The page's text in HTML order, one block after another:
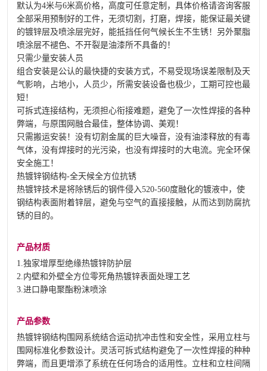
默认为4米与6米高价格，高度可任意定制，具体价格请咨询客服
全部采用预制好的工件，无须切割，打磨，焊接，能保证最关键
的镀锌层及喷涂层完好，能抵挡任何气候长生不生锈！另外聚脂
喷涂层不褪色、不开裂是油漆所不具备的！
只需少量安装人员
组合安装是公认的最快捷的安装方式，不易受现场误差限制及天
气影响，占地小，人员少，所需安装设备也极少，工期可控也最
短！
可拆式连接结构，无须担心衔接难题，避免了一次性焊接的各种
弊端，与原围网融合最佳，整体协调、美观！
只需搬运安装！没有切割金属的巨大噪音，没有油漆释放的有毒
气体，没有焊接时的光污染，也没有焊接时的大电流。完全环保
安全施工！
热镀锌钢结构-全天候全方位抗锈
热镀锌技术是将除锈后的钢件侵入520-560度融化的镀液中，使
钢结构表面附着锌层，避免与空气的直接接触，从而达到防腐抗
锈的目的。
产品材质
1.独家增厚型绝缘热镀锌防护层
2.内壁和外壁全方位零死角热镀锌表面处理工艺
3.进口静电聚酯粉沫喷涂
产品参数
热镀锌钢结构围网系统结合运动抗冲击性和安全性，采用立柱与
围网标准化参数设计。灵活可拆式结构避免了一次性焊接的种种
弊端，而且更增添了系统在任何场合的适用性。立柱和立柱间隔